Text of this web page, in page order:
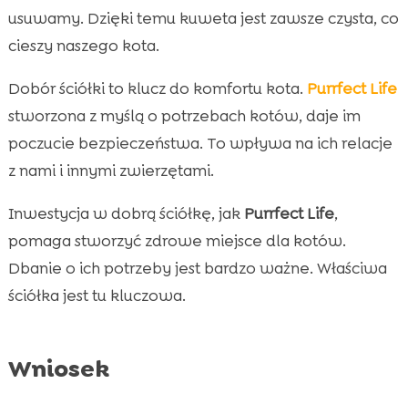
usuwamy. Dzięki temu kuweta jest zawsze czysta, co
cieszy naszego kota.
Dobór ściółki to klucz do komfortu kota. Purrfect Life
stworzona z myślą o potrzebach kotów, daje im
poczucie bezpieczeństwa. To wpływa na ich relacje
z nami i innymi zwierzętami.
Inwestycja w dobrą ściółkę, jak Purrfect Life,
pomaga stworzyć zdrowe miejsce dla kotów.
Dbanie o ich potrzeby jest bardzo ważne. Właściwa
ściółka jest tu kluczowa.
Wniosek